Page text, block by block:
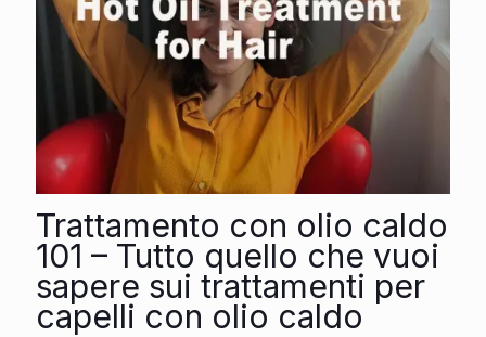
Trattamento con olio caldo
101 – Tutto quello che vuoi
sapere sui trattamenti per
capelli con olio caldo